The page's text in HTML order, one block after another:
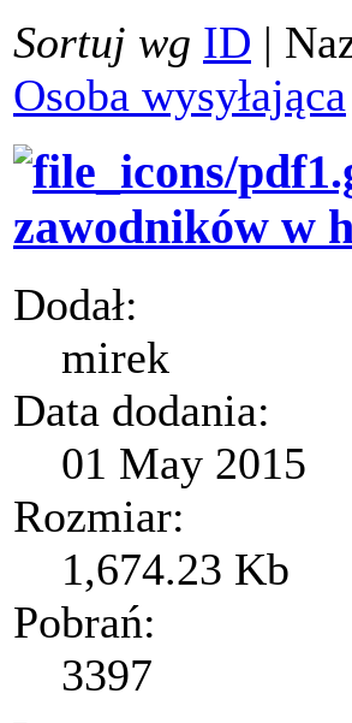
Sortuj wg ID |
Osoba wysyłająca
zawodników w
Dodał:
mirek
Data dodania:
01 May 2015
Rozmiar:
1,674.23 Kb
Pobrań:
3397